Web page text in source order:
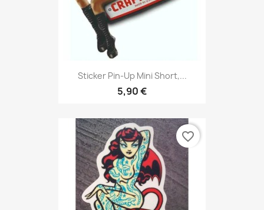
Sticker Pin-Up Mini Short,...
5,90 €
favorite_border